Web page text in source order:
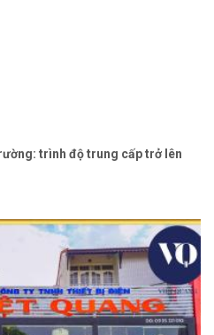
trình độ trung cấp trở lên